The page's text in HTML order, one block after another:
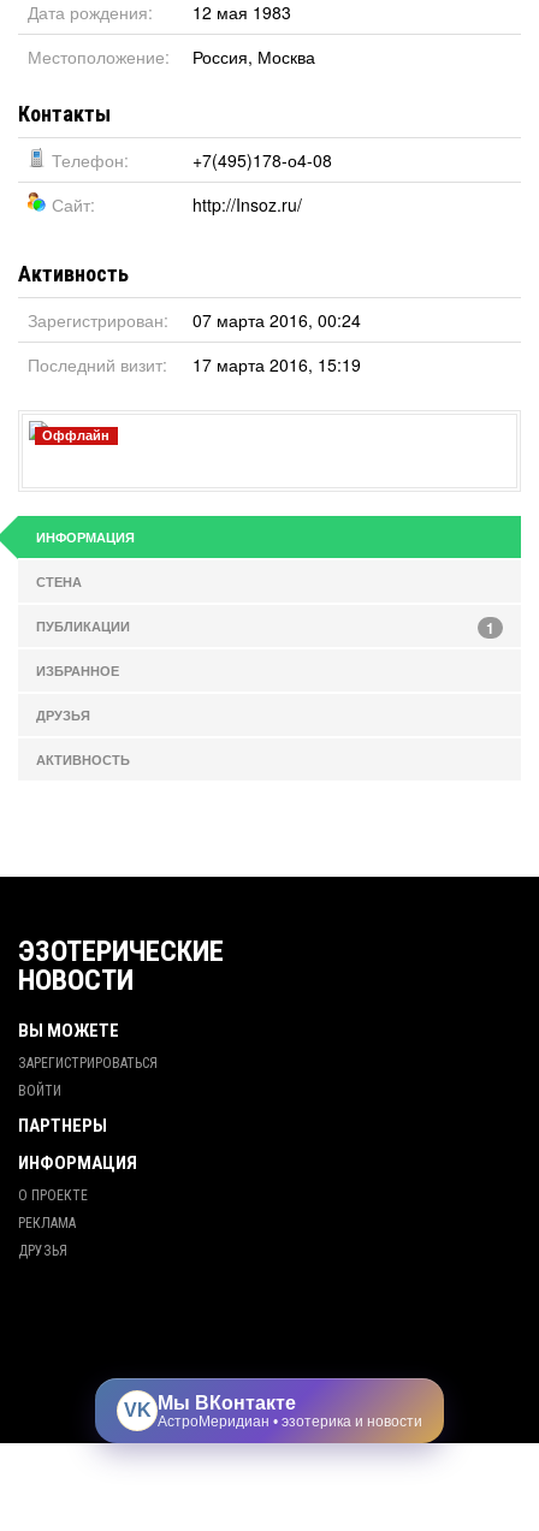
Дата рождения:
12 мая 1983
Местоположение:
Россия, Москва
Контакты
Телефон:
+7(495)178-о4-08
Сайт:
http://Insoz.ru/
Активность
Зарегистрирован:
07 марта 2016, 00:24
Последний визит:
17 марта 2016, 15:19
Оффлайн
ИНФОРМАЦИЯ
СТЕНА
ПУБЛИКАЦИИ 1
ИЗБРАННОЕ
ДРУЗЬЯ
АКТИВНОСТЬ
ЭЗОТЕРИЧЕСКИЕ
НОВОСТИ
ВЫ МОЖЕТЕ
ЗАРЕГИСТРИРОВАТЬСЯ
ВОЙТИ
ПАРТНЕРЫ
ИНФОРМАЦИЯ
О ПРОЕКТЕ
РЕКЛАМА
ДРУЗЬЯ
VK Мы ВКонтакте
АстроМеридиан • эзотерика и новости